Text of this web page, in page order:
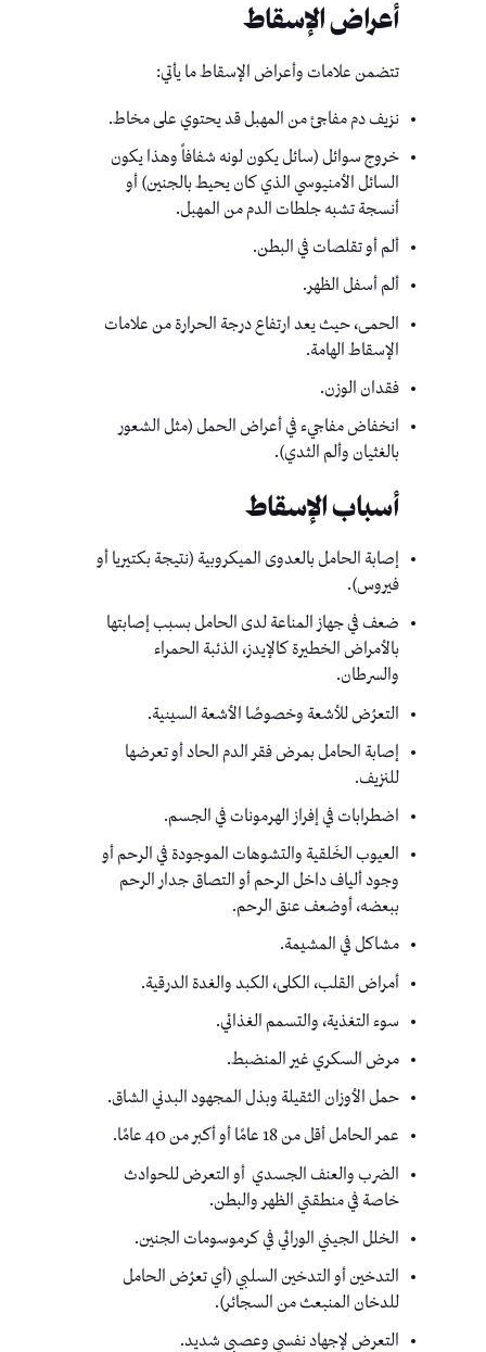
أعراض الإسقاط
تتضمن علامات وأعراض الإسقاط ما يأتي:
نزيف دم مفاجئ من المهبل قد يحتوي على مخاط.
خروج سوائل (سائل يكون لونه شفافاً وهذا يكون
السائل الأمنيوسي الذي كان يحيط بالجنين) أو
أنسجة تشبه جلطات الدم من المهبل.
ألم أو تقلصات في البطن.
ألم أسفل الظهر.
الحمى، حيث يعد ارتفاع درجة الحرارة من علامات
الإسقاط الهامة.
فقدان الوزن.
انخفاض مفاجيء في أعراض الحمل (مثل الشعور
بالغثيان وألم الثدي).
أسباب الإسقاط
إصابة الحامل بالعدوى الميكروبية (نتيجة بكتيريا أو
فيروس).
ضعف في جهاز المناعة لدى الحامل بسبب إصابتها
بالأمراض الخطيرة كالإيدز، الذئبة الحمراء
والسرطان.
التعرُض للأشعة وخصوصًا الأشعة السينية.
إصابة الحامل بمرض فقر الدم الحاد أو تعرضها
للنزيف.
اضطرابات في إفراز الهرمونات في الجسم.
العيوب الخَلقية والتشوهات الموجودة في الرحم أو
وجود ألياف داخل الرحم أو التصاق جدار الرحم
ببعضه، أوضعف عنق الرحم.
مشاكل في المشيمة.
أمراض القلب، الكلى، الكبد والغدة الدرقية.
سوء التغذية، والتسمم الغذائي.
مرض السكري غير المنضبط.
حمل الأوزان الثقيلة وبذل المجهود البدني الشاق.
عمر الحامل أقل من 18 عامًا أو أكبر من 40 عامًا.
الضرب والعنف الجسدي أو التعرض للحوادث
خاصة في منطقتي الظهر والبطن.
الخلل الجيني الوراثي في كرموسومات الجنين.
التدخين أو التدخين السلبي (أي تعرُض الحامل
للدخان المنبعث من السجائر).
التعرض لإجهاد نفسي وعصبي شديد.